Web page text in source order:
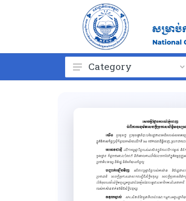
Royal Decree
Sub-decree
Circular
Category